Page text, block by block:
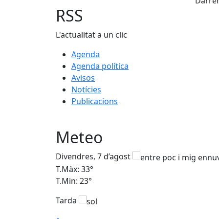
RSS
L'actualitat a un clic
Agenda
Agenda política
Avisos
Notícies
Publicacions
Meteo
Divendres, 7 d’agost
T.Màx: 33°
T.Min: 23°
Tarda